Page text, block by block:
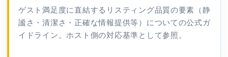
ゲスト満足度に直結するリスティング品質の要素（静
謐さ・清潔さ・正確な情報提供等）についての公式ガ
イドライン。ホスト側の対応基準として参照。